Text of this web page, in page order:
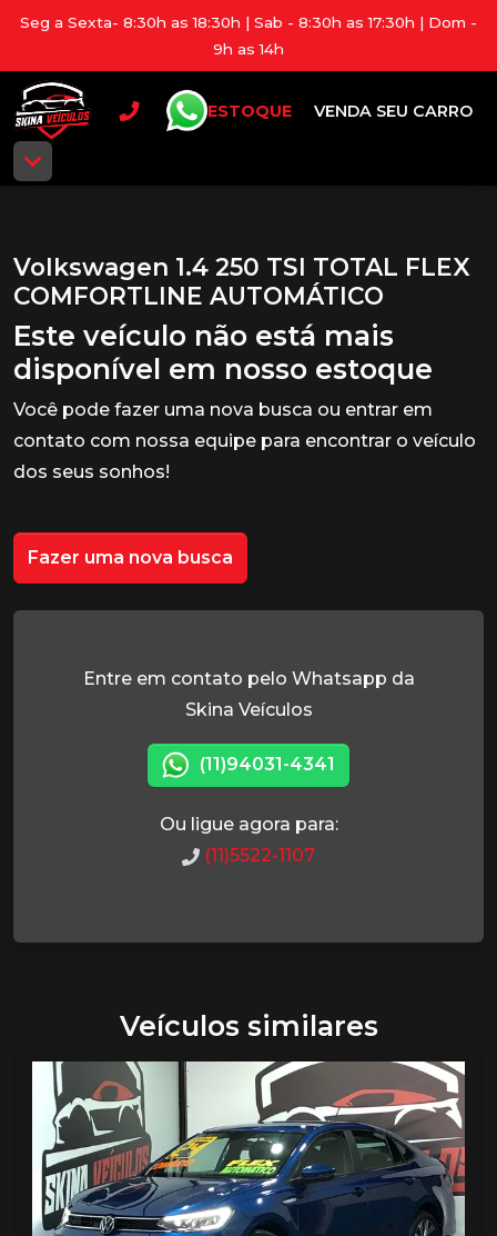
Seg a Sexta- 8:30h as 18:30h | Sab - 8:30h as 17:30h | Dom -
9h as 14h
ESTOQUE VENDA SEU CARRO
Volkswagen 1.4 250 TSI TOTAL FLEX
COMFORTLINE AUTOMÁTICO
Este veículo não está mais
disponível em nosso estoque
Você pode fazer uma nova busca ou entrar em
contato com nossa equipe para encontrar o veículo
dos seus sonhos!
Fazer uma nova busca
Entre em contato pelo Whatsapp da
Skina Veículos
(11)94031-4341
Ou ligue agora para:
(11)5522-1107
Veículos similares